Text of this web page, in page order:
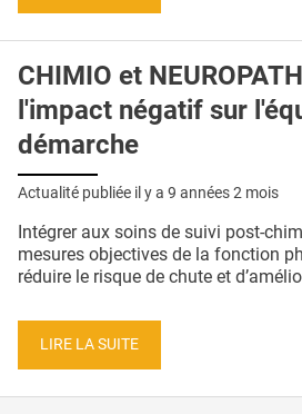
CRÉDITS
CHIMIO et
l'impact négatif sur
démarche
Actualité publiée il y a 9 années 2 mois
Intégrer aux soins de suivi post-
mesures objectives de la fonction
réduire le risque de chute et
LIRE LA SUITE